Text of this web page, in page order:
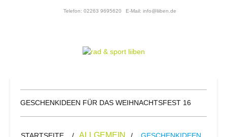
Telefon: 02263 9695620 E-Mail: info@liiben.de
GESCHENKIDEEN FÜR DAS WEIHNACHTSFEST 16